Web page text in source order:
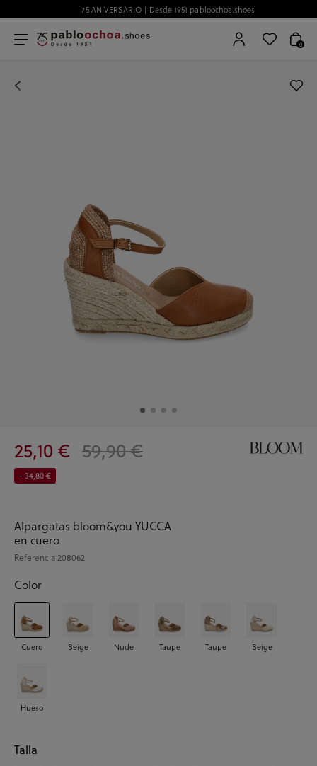
75 ANIVERSARIO | Desde 1951 pabloochoa.shoes
0
25,10 € 59,90 €
- 34,80 €
Alpargatas bloom&you YUCCA
en cuero
Referencia208062
Color
Cuero Beige Nude Taupe Taupe Beige
Hueso
Talla